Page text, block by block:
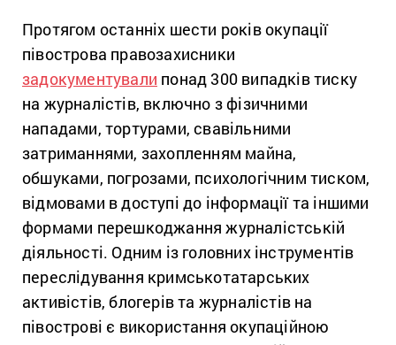
Протягом останніх шести років окупації
півострова правозахисники
задокументували понад 300 випадків тиску
на журналістів, включно з фізичними
нападами, тортурами, свавільними
затриманнями, захопленням майна,
обшуками, погрозами, психологічним тиском,
відмовами в доступі до інформації та іншими
формами перешкоджання журналістській
діяльності. Одним із головних інструментів
переслідування кримськотатарських
активістів, блогерів та журналістів на
півострові є використання окупаційною